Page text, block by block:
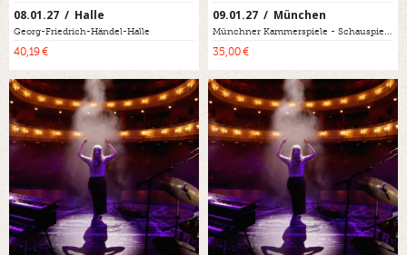
08.01.27 / Halle
Georg-Friedrich-Händel-Halle
40,19 €
09.01.27 / München
Münchner Kammerspiele - Schauspielhaus
35,00 €